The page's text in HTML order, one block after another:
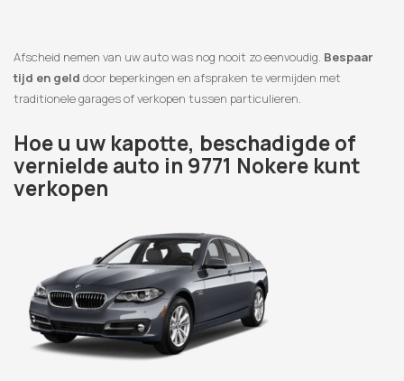
Afscheid nemen van uw auto was nog nooit zo eenvoudig. Bespaar
tijd en geld door beperkingen en afspraken te vermijden met
traditionele garages of verkopen tussen particulieren.
Hoe u uw kapotte, beschadigde of
vernielde auto in 9771 Nokere kunt
verkopen